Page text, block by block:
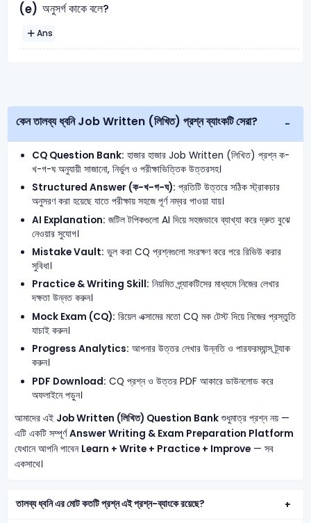
(e) অনুসর্গ কাকে বলে?
Ans
কেন তালব্য ধ্বনি Job Written (লিখিত) প্রশ্ন ব্যাংকটি সেরা?
CQ Question Bank: হাজার হাজার Job Written (লিখিত) প্রশ্ন ক-
খ-গ-ঘ অনুযায়ী সাজানো, নির্ভুল ও পরীক্ষাভিত্তিক উত্তরসহ।
Structured Answer (ক-খ-গ-ঘ): প্রতিটি উত্তরে সঠিক স্ট্রাকচার
অনুসরণ করা হয়েছে যাতে পরীক্ষায় সহজে পূর্ণ নম্বর পাওয়া যায়।
AI Explanation: জটিল টপিকগুলো AI দিয়ে সহজভাবে ব্যাখ্যা করে দ্রুত বুঝে
নেওয়ার সুযোগ।
Mistake Vault: ভুল করা CQ প্রশ্নগুলো সংরক্ষণ করে পরে রিভিউ করার
সুবিধা।
Practice & Writing Skill: নিয়মিত প্র্যাকটিসের মাধ্যমে নিজের লেখার
দক্ষতা উন্নত করুন।
Mock Exam (CQ): রিয়েল এক্সামের মতো CQ মক টেস্ট দিয়ে নিজের প্রস্তুতি
যাচাই করুন।
Progress Analytics: আপনার উত্তর লেখার উন্নতি ও পারফরম্যান্স ট্র্যাক
করুন।
PDF Download: CQ প্রশ্ন ও উত্তর PDF আকারে ডাউনলোড করে
অফলাইনে পড়ুন।
আমাদের এই Job Written (লিখিত) Question Bankশুধুমাত্র প্রশ্ন নয় —
এটি একটি সম্পূর্ণAnswer Writing & Exam Preparation Platform
যেখানে আপনি পাবেন Learn + Write + Practice + Improve— সব
একসাথে।
তালব্য ধ্বনি এর মোট কতটি প্রশ্ন এই প্রশ্ন-ব্যাংকে রয়েছে?